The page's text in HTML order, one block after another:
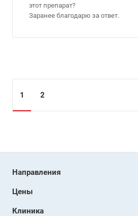
этот препарат?
Заранее благодарю за ответ.
1 2
Направления
Цены
Клиника